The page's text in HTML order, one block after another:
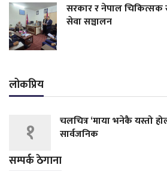
सरकार र नेपाल चिकित्सक
सेवा सञ्चालन
लोकप्रिय
१
चलचित्र ‘माया भनेकै यस्तो
सार्वजनिक
सम्पर्क ठेगाना